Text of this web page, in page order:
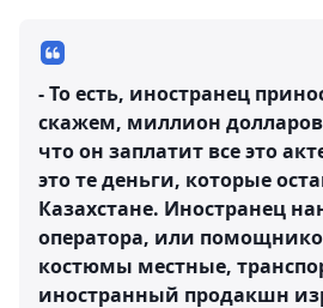
- То есть, иностранец
скажем, миллион
что он заплатит все это
это те деньги, которые
Казахстане. Иностранец
оператора, или
костюмы местные,
иностранный продакшн